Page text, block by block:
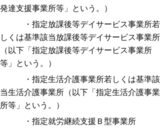
発達支援事業所等」という。）
・指定放課後等デイサービス事業所若
しくは基準該当放課後等デイサービス事業所
（以下「指定放課後等デイサービス事業所
等」という。）
・指定生活介護事業所若しくは基準該
当生活介護事業所（以下「指定生活介護事業
所等」という。）
・指定就労継続支援Ｂ型事業所